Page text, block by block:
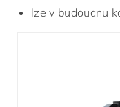
lze v budoucnu